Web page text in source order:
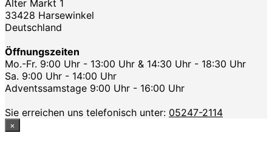
Alter Markt 1
33428 Harsewinkel
Deutschland
Öffnungszeiten
Mo.-Fr. 9:00 Uhr - 13:00 Uhr & 14:30 Uhr - 18:30 Uhr
Sa. 9:00 Uhr - 14:00 Uhr
Adventssamstage 9:00 Uhr - 16:00 Uhr
Sie erreichen uns telefonisch unter: 05247-2114
×